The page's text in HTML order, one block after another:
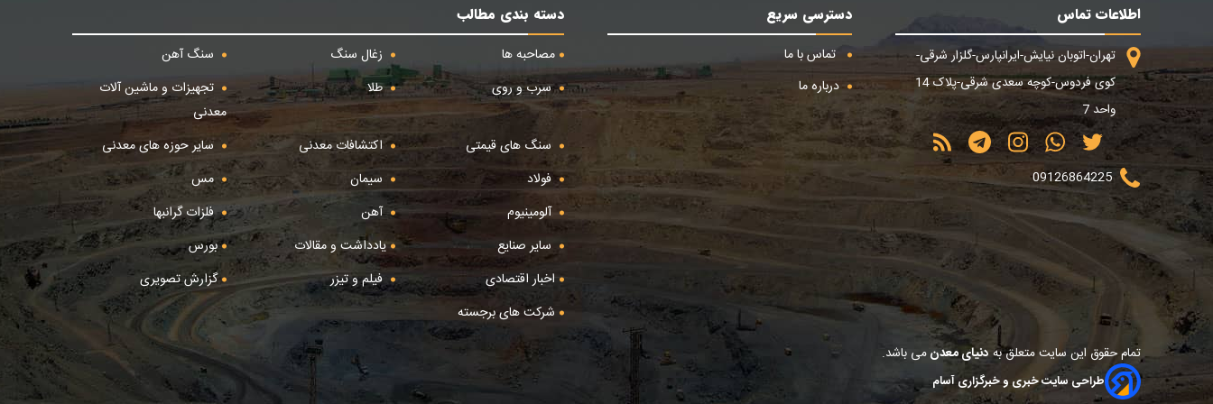
اطلاعات تماس
تهران-اتوبان نیایش-ایرانپارس-گلزار شرقی-
کوی فردوس-کوچه سعدی شرقی-پلاک 14
واحد 7
09126864225
دسترسی سریع
تماس با ما
درباره ما
دسته بندی مطالب
مصاحبه ها
زغال سنگ
سنگ آهن
سرب و روی
طلا
تجهیزات و ماشین آلات
معدنی
سنگ های قیمتی
اکتشافات معدنی
سایر حوزه های معدنی
فولاد
سیمان
مس
آلومینیوم
آهن
فلزات گرانبها
سایر صنایع
یادداشت و مقالات
بورس
اخبار اقتصادی
فیلم و تیزر
گزارش تصویری
شرکت های برجسته
تمام حقوق این سایت متعلق بهدنیای معدنمی باشد.
طراحی سایت خبری و خبرگزاری آسام